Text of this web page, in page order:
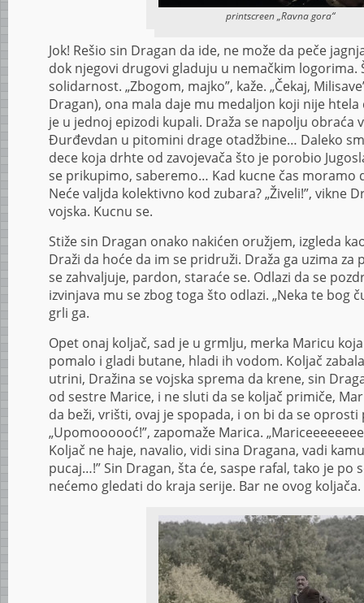
printscreen „Ravna gora“
Jok! Rešio sin Dragan da ide, ne može da peče
dok njegovi drugovi gladuju u nemačkim logorima.
solidarnost. „Zbogom, majko”, kaže. „Čekaj,
Dragan), ona mala daje mu medaljon koji nije htela
je u jednoj epizodi kupali. Draža se napolju obraća
Đurđevdan u pitomini drage otadžbine… Daleko
dece koja drhte od zavojevača što je porobio
se prikupimo, saberemo… Kad kucne čas moramo
Neće valjda kolektivno kod zubara? „Živeli!”, vikne
vojska. Kucnu se.
Stiže sin Dragan onako nakićen oružjem, izgleda
Draži da hoće da im se pridruži. Draža ga uzima za
se zahvaljuje, pardon, staraće se. Odlazi da se
izvinjava mu se zbog toga što odlazi. „Neka te bog
grli ga.
Opet onaj koljač, sad je u grmlju, merka Maricu
pomalo i gladi butane, hladi ih vodom. Koljač
utrini, Dražina se vojska sprema da krene, sin
od sestre Marice, i ne sluti da se koljač primiče,
da beži, vrišti, ovaj je spopada, i on bi da se oprosti
„Upomoooooć!”, zapomaže Marica.
Koljač ne haje, navalio, vidi sina Dragana, vadi
pucaj…!” Sin Dragan, šta će, saspe rafal, tako je po
nećemo gledati do kraja serije. Bar ne ovog koljača.